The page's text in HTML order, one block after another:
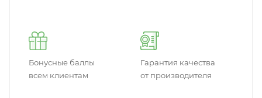
Бонусные баллы
всем клиентам
Гарантия качества
от производителя